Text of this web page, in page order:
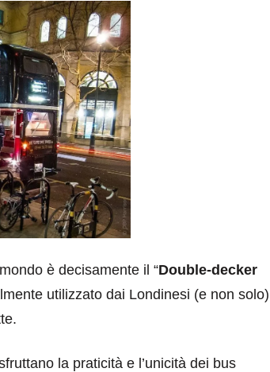
è decisamente il “Double-decker
utilizzato dai Londinesi (e non solo)
la praticità e l’unicità dei bus